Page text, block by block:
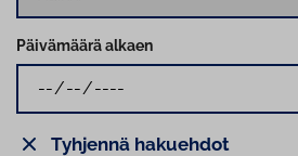
Päivämäärä alkaen
Tyhjennä hakuehdot